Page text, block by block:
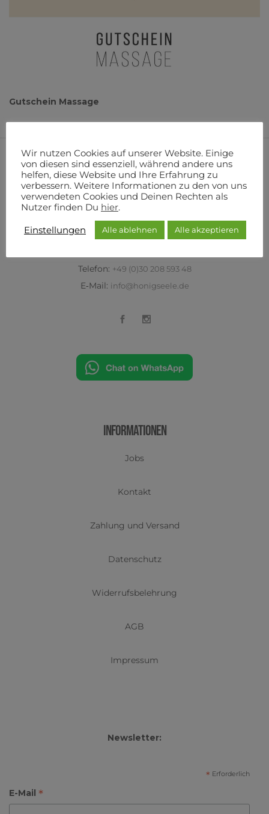
Pediküre
quantity
Gutschein Massage
Honigseele
Horn­stra­ße 1 (direkt zu Goog­le Maps)
Tele­fon: +49 (0)30 208 593 48
E‑Mail: info@honigseele.de
Informationen
Jobs
Kontakt
Zahlung und Versand
Datenschutz
Widerrufsbelehrung
AGB
Impressum
Newsletter:
* Erforderlich
E-Mail *
Wir nutzen Cookies auf unserer Website. Einige
von diesen sind essenziell, während andere uns
helfen, diese Website und Ihre Erfahrung zu
verbessern. Weitere Informationen zu den von uns
verwendeten Cookies und Deinen Rechten als
Nutzer finden Du hier.
Einstellungen Alle ablehnen Alle akzeptieren